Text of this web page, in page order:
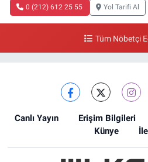
0 (212) 612 25 55 Yol Tarifi Al
Tüm Nöbetçi
Canlı Yayın Erişim Bilgileri
Künye